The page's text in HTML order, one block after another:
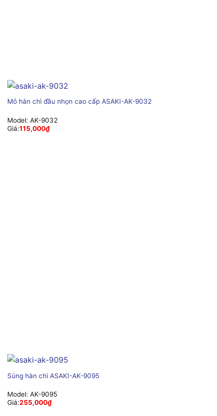
Mỏ hàn chì đầu nhọn cao cấp ASAKI-AK-9032
Model: AK-9032
Giá:115,000₫
Súng hàn chì ASAKI-AK-9095
Model: AK-9095
Giá:255,000₫